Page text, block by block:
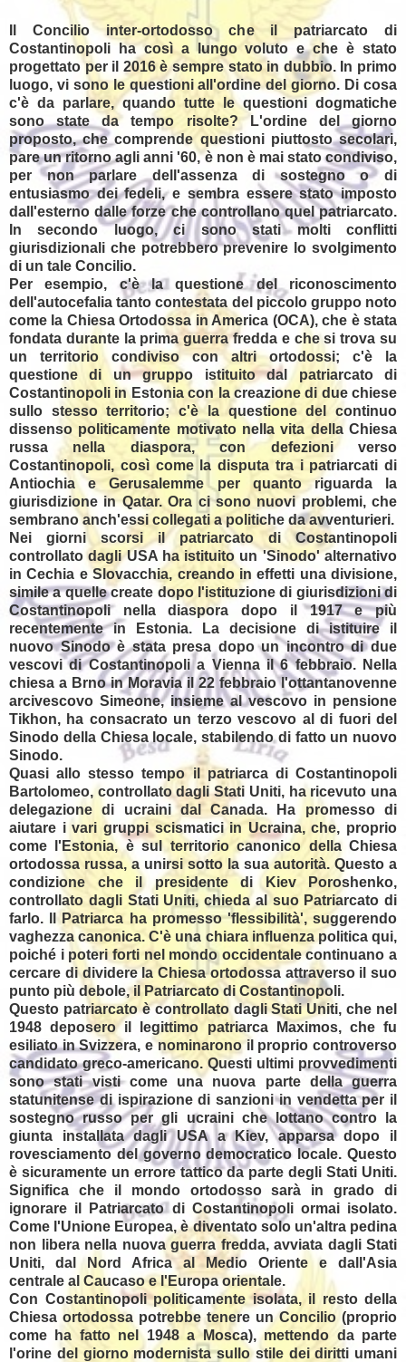
Il Concilio inter-ortodosso che il patriarcato di
Costantinopoli ha così a lungo voluto e che è stato
progettato per il 2016 è sempre stato in dubbio. In primo
luogo, vi sono le questioni all'ordine del giorno. Di cosa
c'è da parlare, quando tutte le questioni dogmatiche
sono state da tempo risolte? L'ordine del giorno
proposto, che comprende questioni piuttosto secolari,
pare un ritorno agli anni '60, è non è mai stato condiviso,
per non parlare dell'assenza di sostegno o di
entusiasmo dei fedeli, e sembra essere stato imposto
dall'esterno dalle forze che controllano quel patriarcato.
In secondo luogo, ci sono stati molti conflitti
giurisdizionali che potrebbero prevenire lo svolgimento
di un tale Concilio.
Per esempio, c'è la questione del riconoscimento
dell'autocefalia tanto contestata del piccolo gruppo noto
come la Chiesa Ortodossa in America (OCA), che è stata
fondata durante la prima guerra fredda e che si trova su
un territorio condiviso con altri ortodossi; c'è la
questione di un gruppo istituito dal patriarcato di
Costantinopoli in Estonia con la creazione di due chiese
sullo stesso territorio; c'è la questione del continuo
dissenso politicamente motivato nella vita della Chiesa
russa nella diaspora, con defezioni verso
Costantinopoli, così come la disputa tra i patriarcati di
Antiochia e Gerusalemme per quanto riguarda la
giurisdizione in Qatar. Ora ci sono nuovi problemi, che
sembrano anch'essi collegati a politiche da avventurieri.
Nei giorni scorsi il patriarcato di Costantinopoli
controllatodagli USA ha istituito un 'Sinodo' alternativo
in Cechia e Slovacchia, creando in effetti una divisione,
simile a quelle create dopo l'istituzione di giurisdizioni di
Costantinopoli nella diaspora dopo il 1917 e più
recentemente in Estonia. La decisione di istituire il
nuovo Sinodo è stata presa dopo un incontro di due
vescovi di Costantinopoli a Vienna il 6 febbraio. Nella
chiesa a Brno in Moravia il 22 febbraio l'ottantanovenne
arcivescovo Simeone, insieme al vescovo in pensione
Tikhon, ha consacrato un terzo vescovo al di fuori del
Sinodo della Chiesa locale, stabilendo di fatto un nuovo
Sinodo.
Quasi allo stesso tempo il patriarca di Costantinopoli
Bartolomeo, controllato dagli Stati Uniti, ha ricevuto una
delegazione di ucraini dal Canada. Ha promesso di
aiutare i vari gruppi scismatici in Ucraina, che, proprio
come l'Estonia, è sul territorio canonico della Chiesa
ortodossa russa, a unirsi sotto la sua autorità. Questo a
condizione che il presidente di Kiev Poroshenko,
controllato dagli Stati Uniti, chieda al suo Patriarcato di
farlo. Il Patriarca ha promesso 'flessibilità', suggerendo
vaghezza canonica. C'è una chiara influenza politica qui,
poiché i poteri forti nel mondo occidentale continuano a
cercare di dividere la Chiesa ortodossa attraverso il suo
punto più debole, il Patriarcato di Costantinopoli.
Questo patriarcato è controllato dagli Stati Uniti, che nel
1948 deposero il legittimo patriarca Maximos, che fu
esiliato in Svizzera, e nominarono il proprio controverso
candidato greco-americano. Questi ultimi provvedimenti
sono stati visti come una nuova parte della guerra
statunitense di ispirazione di sanzioni in vendetta per il
sostegno russo per gli ucraini che lottano contro la
giunta installata dagli USA a Kiev, apparsa dopo il
rovesciamento del governo democratico locale. Questo
è sicuramente un errore tattico da parte degli Stati Uniti.
Significa che il mondo ortodosso sarà in grado di
ignorare il Patriarcato di Costantinopoli ormai isolato.
Come l'Unione Europea, è diventato solo un'altra pedina
non libera nella nuova guerra fredda, avviata dagli Stati
Uniti, dal Nord Africa al Medio Oriente e dall'Asia
centrale al Caucaso e l'Europa orientale.
Con Costantinopoli politicamente isolata, il resto della
Chiesa ortodossa potrebbe tenere un Concilio (proprio
come ha fatto nel 1948 a Mosca), mettendo da parte
l'orine del giorno modernista sullo stile dei diritti umani